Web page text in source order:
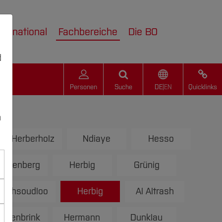
Fachbereiche Die BO
Personen Suche DE| EN Quicklinks
Herberholz Ndiaye Hesso
Herbig Grünig
Maghsoudloo Herbig Al Altrash
Hermann Dunklau